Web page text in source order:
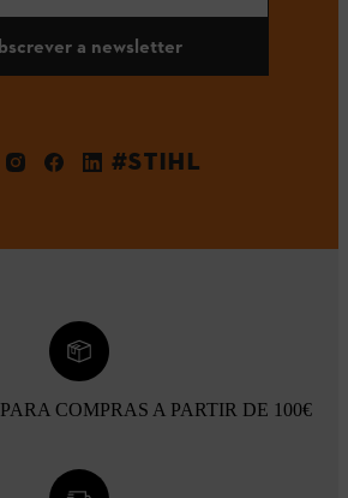
a newsletter
#STIHL
COMPRAS A PARTIR DE 100€